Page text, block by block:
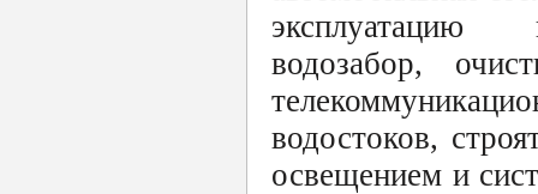
эксплуатацию
водозабор,
водостоков,
освещением и